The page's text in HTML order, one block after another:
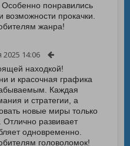
понравились
прокачки.
жанра!
14:06
находкой!
и красочная графика
Каждая
и стратегии, а
новые миры только
Отлично развивает
одновременно.
головоломок!